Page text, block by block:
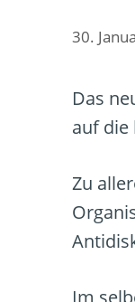
30.
Das
auf die
Zu
Im